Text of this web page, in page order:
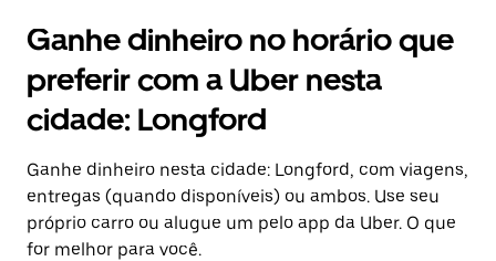
Ganhe dinheiro no horário que
preferir com a Uber nesta
cidade: Longford
Ganhe dinheiro nesta cidade: Longford, com viagens,
entregas (quando disponíveis) ou ambos. Use seu
próprio carro ou alugue um pelo app da Uber. O que
for melhor para você.